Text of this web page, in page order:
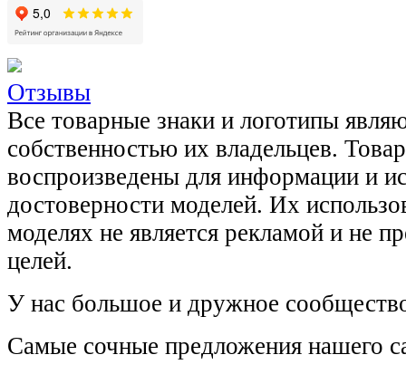
Отзывы
Все товарные знаки и логотипы
собственностью их владельцев.
воспроизведены для информации и
достоверности моделей. Их
моделях не является рекламой и не
целей.
У нас большое и дружное
Самые сочные предложения нашего